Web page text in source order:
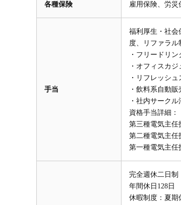
各種保険 雇用保険、労災
手当
福利厚生・社会
度、リファラル
・フリードリン
・オフィスカジ
・リフレッシ
・飲料系自動
・社内サーク
資格手当詳細：
第三種電気主任
第二種電気主任
第一種電気主任
完全週休二日制
年間休日128日
休暇制度：夏期